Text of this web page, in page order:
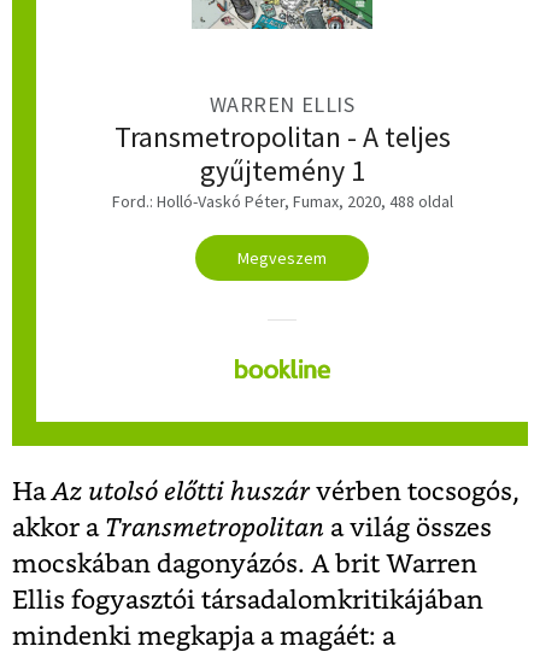
WARREN ELLIS
Transmetropolitan - A teljes
gyűjtemény 1
Ford.: Holló-Vaskó Péter, Fumax, 2020, 488 oldal
Megveszem
HaAz utolsó előtti huszárvérben tocsogós,
akkor a Transmetropolitan a világ összes
mocskában dagonyázós. A brit Warren
Ellis fogyasztói társadalomkritikájában
mindenki megkapja a magáét: a